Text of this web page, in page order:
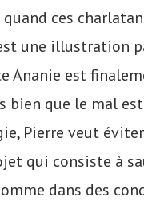
ces
une illustration
Ananie est
bien que le mal
Pierre veut
qui consiste à
dans des